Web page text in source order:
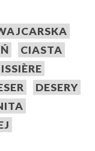
CIASTA
DESERY